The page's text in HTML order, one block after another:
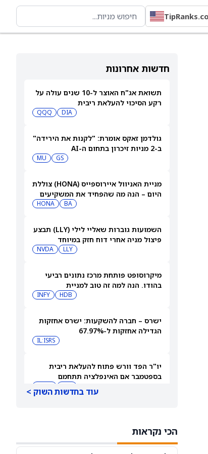
חדשות אחרונות
תשואת אג"ח האוצר ל-10 שנים עולה על
רקע הסיכוי להעלאת ריבית
DIA
QQQ
גולדמן זאקס אומרת: "לקנות את הירידה"
ב-2 מניות זיכרון בתחום ה-AI
GS
MU
מניית האניוול איירוספייס (HONA) צוללת
היום – הנה מה שהפחיד את המשקיעים
BA
HONA
השמועות גוברות שאליי לילי (LLY) תבצע
פיצול מניה אחרי דוח חזק במיוחד
LLY
NVDA
מיקרוסופט פותחת מרכז נתונים רביעי
בהודו. הנה למה זה טוב למניית
HDB
INFY
ישרס – חברה להשקעות: ישרס אחזקות
הגדילה אחזקות ל-67.97%
IL:ISRS
יו"ר הפד וורש פתוח להעלאת ריבית
בספטמבר אם האינפלציה תתחמם
ומעלה את מחיר היעד
עוד בחדשות השוק >
הכי נקראות